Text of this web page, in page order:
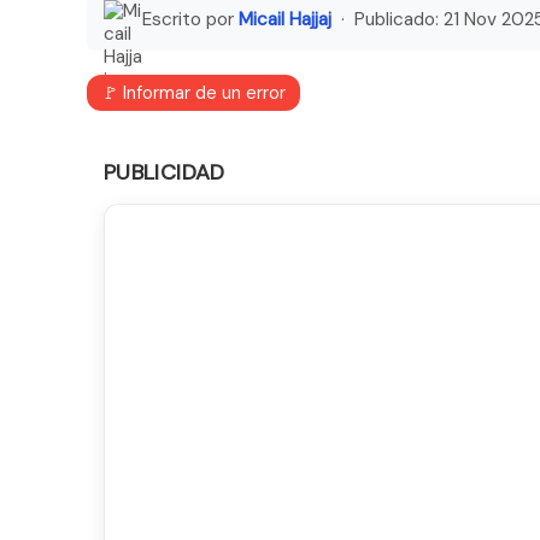
Escrito por Micail Hajjaj · Publicado: 21 Nov
🚩 Informar de un error
PUBLICIDAD